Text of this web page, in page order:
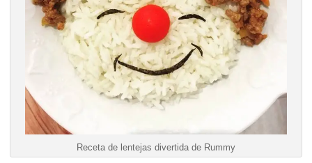
Receta de lentejas divertida de Rummy